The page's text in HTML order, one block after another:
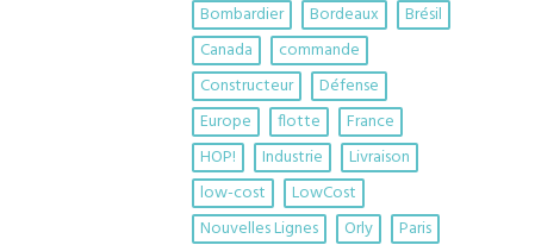
Bombardier
Bordeaux
Brésil
Canada
commande
Constructeur
Défense
Europe
flotte
France
HOP!
Industrie
Livraison
low-cost
LowCost
Nouvelles Lignes
Orly
Paris